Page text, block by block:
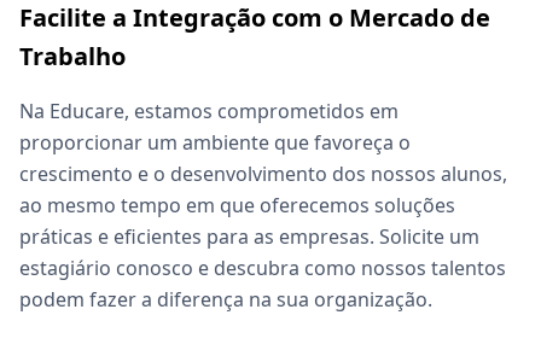
Facilite a Integração com o Mercado de
Trabalho
Na Educare, estamos comprometidos em
proporcionar um ambiente que favoreça o
crescimento e o desenvolvimento dos nossos alunos,
ao mesmo tempo em que oferecemos soluções
práticas e eficientes para as empresas. Solicite um
estagiário conosco e descubra como nossos talentos
podem fazer a diferença na sua organização.